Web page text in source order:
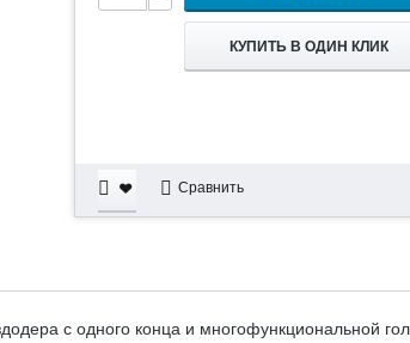
КУПИТЬ В ОДИН КЛИК
Сравнить
с одного конца и многофункциональной